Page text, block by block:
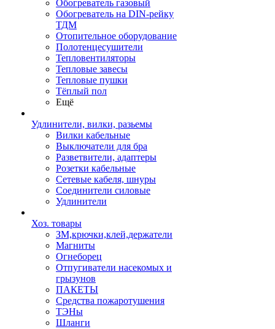
Обогреватель газовый
Обогреватель на DIN-рейку
ТДМ
Отопительное оборудование
Полотенцесушители
Тепловентиляторы
Тепловые завесы
Тепловые пушки
Тёплый пол
Ещё
Удлинители, вилки, разьемы
Вилки кабельные
Выключатели для бра
Разветвители, адаптеры
Розетки кабельные
Сетевые кабеля, шнуры
Соединители силовые
Удлинители
Хоз. товары
ЗМ,крючки,клей,держатели
Магниты
Огнеборец
Отпугиватели насекомых и
грызунов
ПАКЕТЫ
Средства пожаротушения
ТЭНы
Шланги